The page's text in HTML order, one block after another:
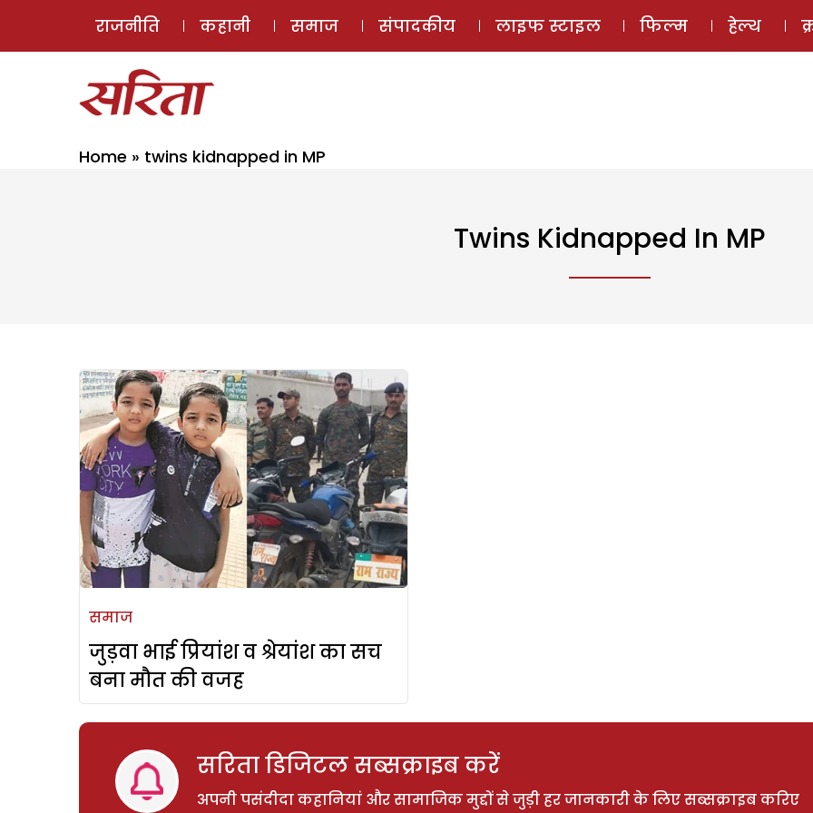
ई-मैगज़ीन
राजनीति कहानी समाज संपादकीय लाइफ स्टाइल फिल्म हेल्थ
Home » twins kidnapped in MP
Twins Kidnapped In MP
समाज
जुड़वा भाई प्रियांश व श्रेयांश का सच
बना मौत की वजह
सरिता डिजिटल सब्सक्राइब करें
अपनी पसंदीदा कहानियां और सामाजिक मुद्दों से जुड़ी हर जानकारी के लिए सब्सक्राइब करिए